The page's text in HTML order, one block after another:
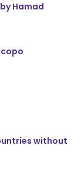
Hamad
without